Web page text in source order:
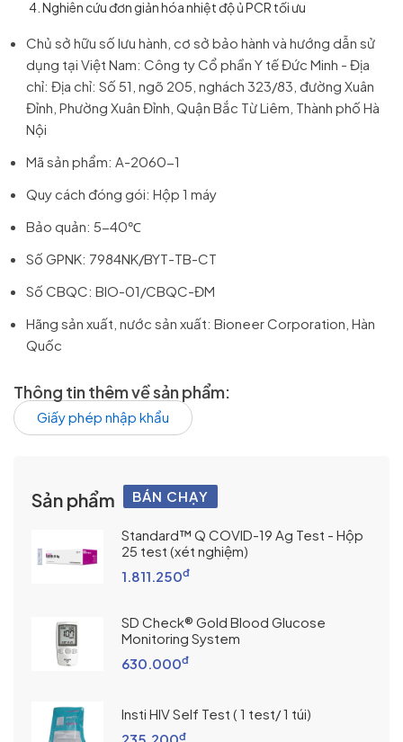
Nghiên cứu đơn giản hóa nhiệt độ ủ PCR tối ưu
Chủ sở hữu số lưu hành, cơ sở bảo hành và hướng dẫn sử
dụng tại Việt Nam: Công ty Cổ phần Y tế Đức Minh - Địa
chỉ: Địa chỉ: Số 51, ngõ 205, nghách 323/83, đường Xuân
Đỉnh, Phường Xuân Đỉnh, Quận Bắc Từ Liêm, Thành phố Hà
Nội
Mã sản phẩm: A-2060-1
Quy cách đóng gói: Hộp 1 máy
Bảo quản: 5-40℃
Số GPNK: 7984NK/BYT-TB-CT
Số CBQC: BIO-01/CBQC-ĐM
Hãng sản xuất, nước sản xuất: Bioneer Corporation, Hàn
Quốc
Thông tin thêm về sản phẩm:
Giấy phép nhập khẩu
Sản phẩm BÁN CHẠY
Standard™ Q COVID-19 Ag Test - Hộp
25 test (xét nghiệm)
1.811.250đ
SD Check® Gold Blood Glucose
Monitoring System
630.000đ
Insti HIV Self Test ( 1 test/ 1 túi)
đ